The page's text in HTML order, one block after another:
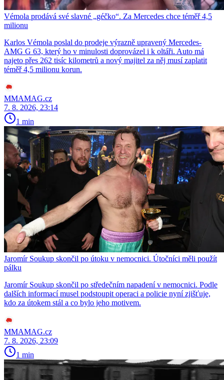
Vémola prodává své slavné „géčko“. Za Mercedes chce téměř 4,5
milionu
Karlos Vémola poslal do prodeje výrazně upravený Mercedes-
AMG G 63, který ho v minulosti doprovázel i k oltáři. Auto má
najeto přes 262 tisíc kilometrů a nový majitel za něj musí zaplatit
téměř 4,5 milionu korun.
MMAMAG.cz
7. 8. 2026, 23:14
1 min
Jaromír Soukup skončil po útoku v nemocnici. Útočníci měli použít
pálku
Jaromír Soukup skončil po středečním napadení v nemocnici. Podle
dalších informací musel podstoupit operaci a policie nyní zjišťuje,
kdo za útokem stál a co bylo jeho motivem.
MMAMAG.cz
7. 8. 2026, 23:09
1 min